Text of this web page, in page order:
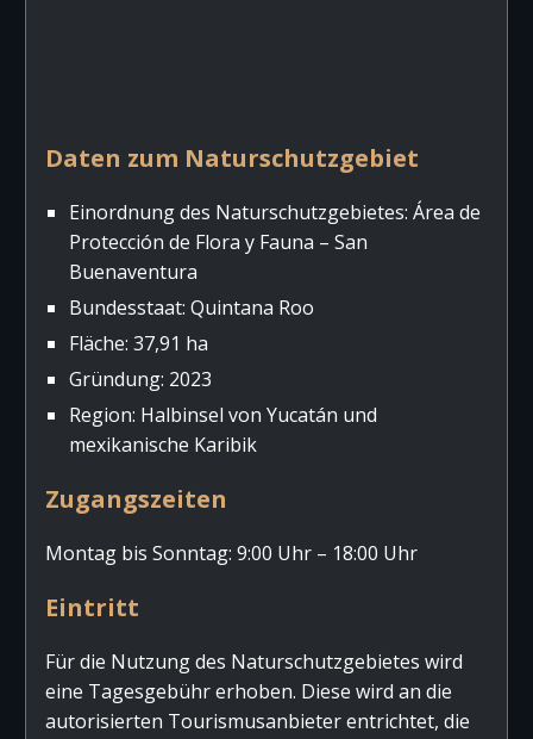
Daten zum Naturschutzgebiet
Einordnung des Naturschutzgebietes: Área de
Protección de Flora y Fauna – San
Buenaventura
Bundesstaat: Quintana Roo
Fläche: 37,91 ha
Gründung: 2023
Region: Halbinsel von Yucatán und
mexikanische Karibik
Zugangszeiten
Montag bis Sonntag: 9:00 Uhr – 18:00 Uhr
Eintritt
Für die Nutzung des Naturschutzgebietes wird
eine Tagesgebühr erhoben. Diese wird an die
autorisierten Tourismusanbieter entrichtet, die